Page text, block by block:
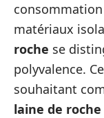
matériaux
roche se
polyvalence.
souhaitant
laine de roche